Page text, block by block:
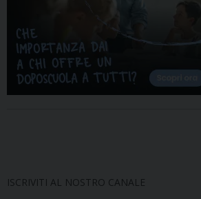
ISCRIVITI AL NOSTRO CANALE